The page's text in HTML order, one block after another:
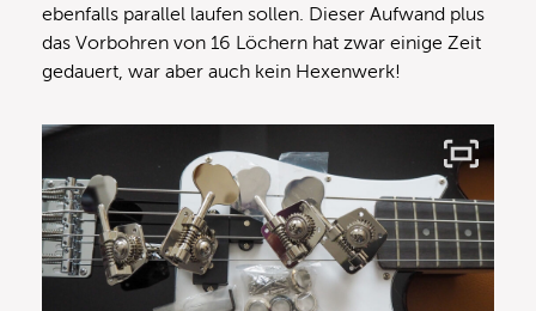
ebenfalls parallel laufen sollen. Dieser Aufwand plus
das Vorbohren von 16 Löchern hat zwar einige Zeit
gedauert, war aber auch kein Hexenwerk!